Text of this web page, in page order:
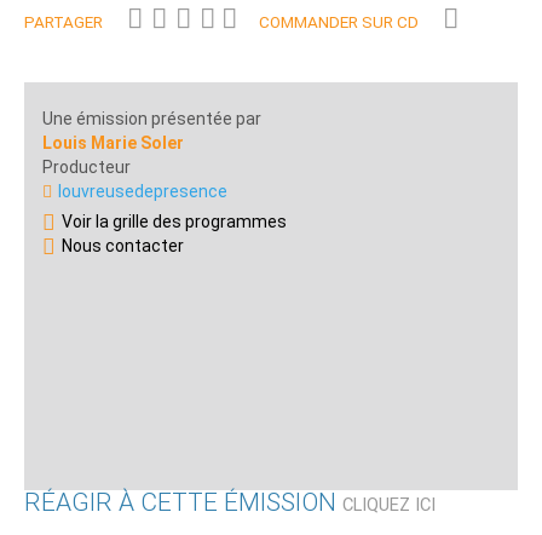
PARTAGER COMMANDER SUR CD
Une émission présentée par
Louis Marie Soler
Producteur
louvreusedepresence
Voir la grille des programmes
Nous contacter
RÉAGIR À CETTE ÉMISSION CLIQUEZ ICI